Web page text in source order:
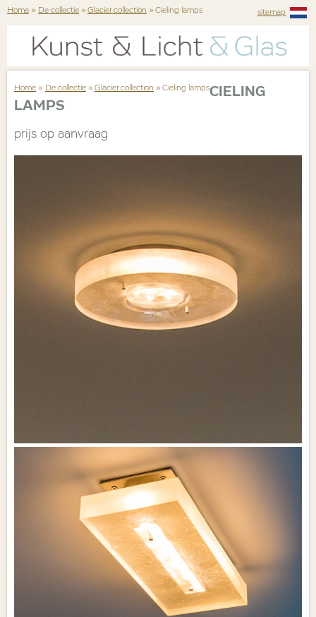
Home » De collectie » Glacier collection » Cieling lamps sitemap
Home » De collectie » Glacier collection » Cieling lampsCIELING
LAMPS
prijs op aanvraag